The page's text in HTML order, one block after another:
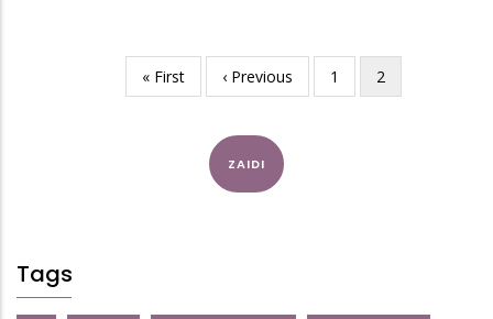
First
« First
Previous
‹ Previous Page
1
Current
2
ZAIDI
Tags